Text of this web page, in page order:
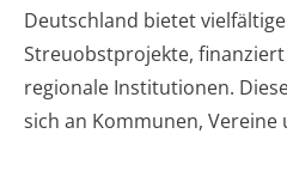
Deutschland bietet
Streuobstprojekte,
regionale Institutionen.
sich an Kommunen,